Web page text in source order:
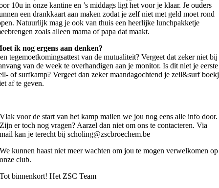
10u in onze kantine en ’s middags ligt het voor je klaar. Je ouders
een drankkaart aan maken zodat je zelf niet met geld moet rond
Natuurlijk mag je ook van thuis een heerlijke lunchpakketje
zoals alleen mama of papa dat maakt.
ik nog ergens aan denken?
tegemoetkomingsattest van de mutualiteit? Vergeet dat zeker niet bij
van de week te overhandigen aan je monitor. Is dit niet je eerste
of surfkamp? Vergeet dan zeker maandagochtend je zeil&surf
af te geven.
Vlak voor de start van het kamp mailen we jou nog eens alle info door.
Zijn er toch nog vragen? Aarzel dan niet om ons te contacteren. Via
mail kan je terecht bij scholing@zscbroechem.be
We kunnen haast niet meer wachten om jou te mogen verwelkomen op
onze club.
Tot binnenkort! Het ZSC Team